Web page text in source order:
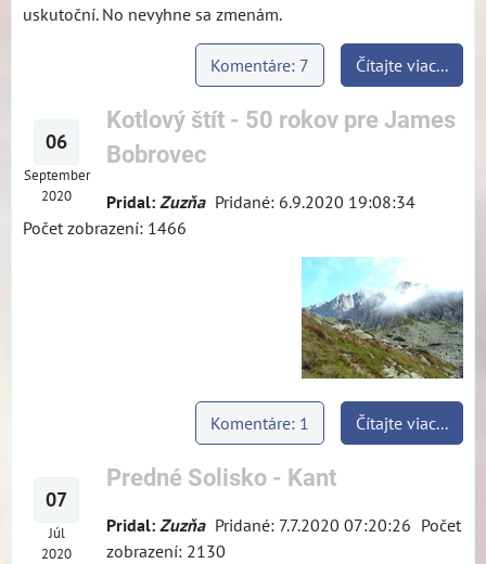
uskutoční. No nevyhne sa zmenám.
Čítajte viac...
Komentáre: 7
06
September
2020
Kotlový štít - 50 rokov pre James
Bobrovec
Pridal: Zuzňa Pridané: 6.9.2020 19:08:34
Počet zobrazení: 1466
Čítajte viac...
Komentáre: 1
07
Júl
2020
Predné Solisko - Kant
Pridal: Zuzňa Pridané: 7.7.2020 07:20:26 Počet
zobrazení: 2130